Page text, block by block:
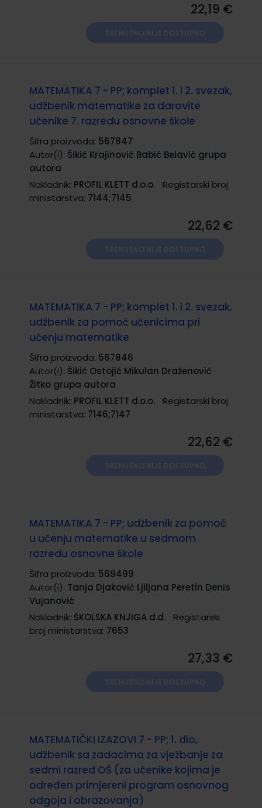
22,19 €
MATEMATIKA 7 - PP; komplet 1. i 2. svezak,
udžbenik matematike za darovite
učenike 7. razredu osnovne škole
Šifra proizvoda: 567847
Autor(i): Šikić Krajinović Babić Belavić grupa
autora
Nakladnik: PROFIL KLETT d.o.o.
Registarski broj
ministarstva: 7144;7145
22,62 €
MATEMATIKA 7 - PP; komplet 1. i 2. svezak,
udžbenik za pomoć učenicima pri
učenju matematike
Šifra proizvoda: 567846
Autor(i): Šikić Ostojić Mikulan Draženović
Žitko grupa autora
Nakladnik: PROFIL KLETT d.o.o.
Registarski broj
ministarstva: 7146;7147
22,62 €
MATEMATIKA 7 - PP; udžbenik za pomoć
u učenju matematike u sedmom
razredu osnovne škole
Šifra proizvoda: 569499
Autor(i): Tanja Djaković Ljiljana Peretin Denis
Vujanović
Nakladnik: ŠKOLSKA KNJIGA d.d.
Registarski
broj ministarstva: 7653
27,33 €
MATEMATIČKI IZAZOVI 7 - PP; 1. dio,
udžbenik sa zadacima za vježbanje za
sedmi razred OŠ (za učenike kojima je
određen primjereni program osnovnog
odgoja i obrazovanja)